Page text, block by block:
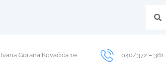
Ivana Gorana Kovačića 1e 040/372 – 381